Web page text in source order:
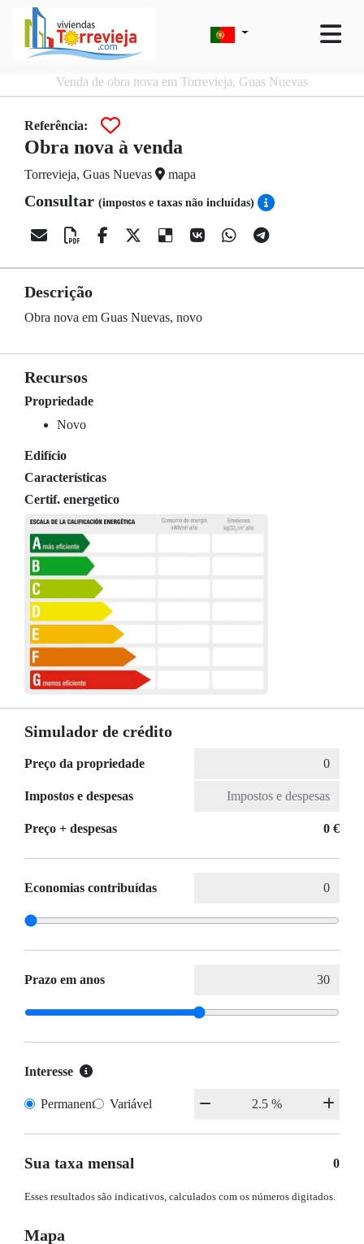
Venda de obra nova em Torrevieja, Guas Nuevas
Referência:
Obra nova à venda
Torrevieja, Guas Nuevas mapa
Consultar (impostos e taxas não incluídas)
Descrição
Obra nova em Guas Nuevas, novo
Recursos
Propriedade
Novo
Edifício
Características
Certif. energetico
Simulador de crédito
Preço da propriedade
Impostos e despesas
Preço + despesas 0 €
Economias contribuídas
Prazo em anos
Interesse
Permanente Variável
Sua taxa mensal 0
Esses resultados são indicativos, calculados com os números digitados.
Mapa